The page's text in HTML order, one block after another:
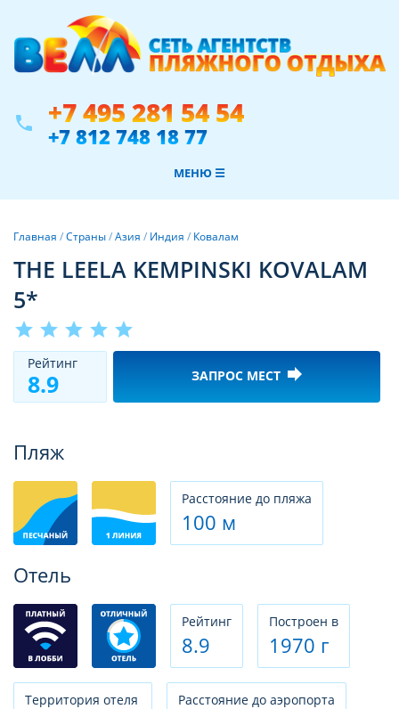
phone +7 495 281 54 54
+7 812 748 18 77
МЕНЮ ☰
Главная /Страны/Азия / Индия / Ковалам
THE LEELA KEMPINSKI KOVALAM
5*
star star star star star
Рeйтинг
8.9 ЗАПРОС МЕСТ forward
Пляж
Расстояние до пляжа
100 м
Отель
Рeйтинг
8.9
Построен в
1970 г
Территория отеля Расстояние до аэропорта